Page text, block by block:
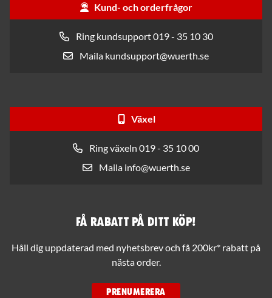
Kund- och orderfrågor
Ring kundsupport 019 - 35 10 30
Maila kundsupport@wuerth.se
Växel
Ring växeln 019 - 35 10 00
Maila info@wuerth.se
Få rabatt på ditt köp!
Håll dig uppdaterad med nyhetsbrev och få 200kr* rabatt på
nästa order.
PRENUMERERA